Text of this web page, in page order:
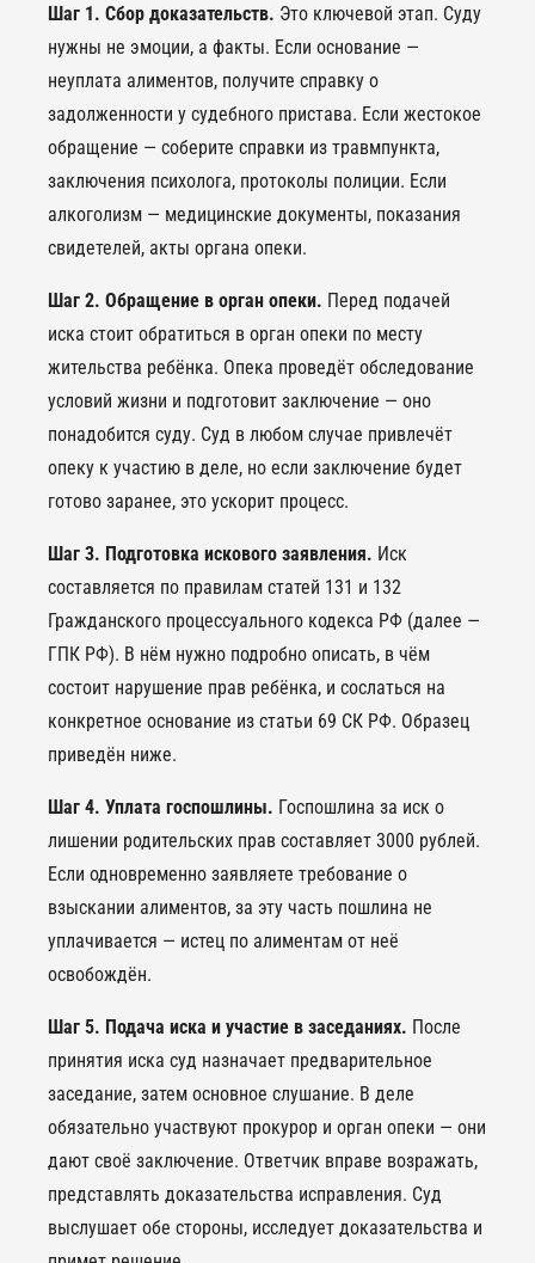
Шаг 1. Сбор доказательств. Это ключевой этап. Суду
нужны не эмоции, а факты. Если основание —
неуплата алиментов, получите справку о
задолженности у судебного пристава. Если жестокое
обращение — соберите справки из травмпункта,
заключения психолога, протоколы полиции. Если
алкоголизм — медицинские документы, показания
свидетелей, акты органа опеки.
Шаг 2. Обращение в орган опеки. Перед подачей
иска стоит обратиться в орган опеки по месту
жительства ребёнка. Опека проведёт обследование
условий жизни и подготовит заключение — оно
понадобится суду. Суд в любом случае привлечёт
опеку к участию в деле, но если заключение будет
готово заранее, это ускорит процесс.
Шаг 3. Подготовка искового заявления. Иск
составляется по правилам статей 131 и 132
Гражданского процессуального кодекса РФ (далее —
ГПК РФ). В нём нужно подробно описать, в чём
состоит нарушение прав ребёнка, и сослаться на
конкретное основание из статьи 69 СК РФ. Образец
приведён ниже.
Шаг 4. Уплата госпошлины. Госпошлина за иск о
лишении родительских прав составляет 3000 рублей.
Если одновременно заявляете требование о
взыскании алиментов, за эту часть пошлина не
уплачивается — истец по алиментам от неё
освобождён.
Шаг 5. Подача иска и участие в заседаниях. После
принятия иска суд назначает предварительное
заседание, затем основное слушание. В деле
обязательно участвуют прокурор и орган опеки — они
дают своё заключение. Ответчик вправе возражать,
представлять доказательства исправления. Суд
выслушает обе стороны, исследует доказательства и